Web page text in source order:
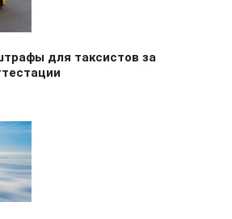
для таксистов за